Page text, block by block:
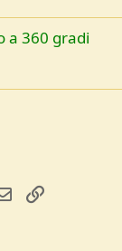
a 360 gradi
e-mail